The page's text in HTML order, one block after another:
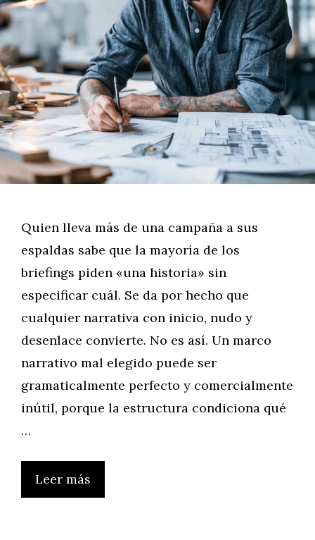
Quien lleva más de una campaña a sus
espaldas sabe que la mayoría de los
briefings piden «una historia» sin
especificar cuál. Se da por hecho que
cualquier narrativa con inicio, nudo y
desenlace convierte. No es así. Un marco
narrativo mal elegido puede ser
gramaticalmente perfecto y comercialmente
inútil, porque la estructura condiciona qué
…
Leer más